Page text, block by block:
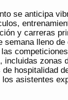
se anticipa
y carreras
semana lleno de
incluidas zonas
hospitalidad
asistentes